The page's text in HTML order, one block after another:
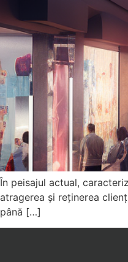
În peisajul actual,
atragerea și reținerea
până […]